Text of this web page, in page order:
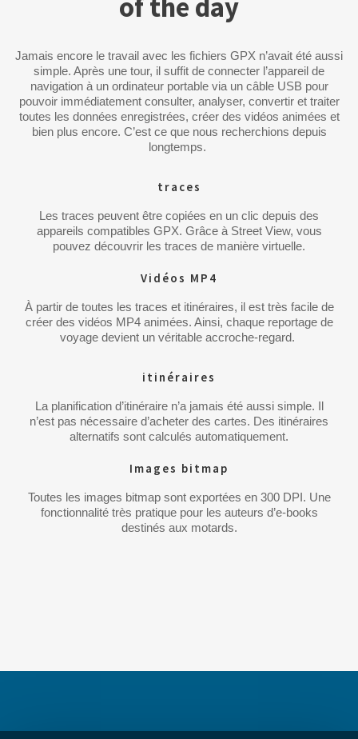
Jamais encore le travail avec les fichiers GPX n’avait été aussi
simple. Après une tour, il suffit de connecter l’appareil de
navigation à un ordinateur portable via un câble USB pour
pouvoir immédiatement consulter, analyser, convertir et traiter
toutes les données enregistrées, créer des vidéos animées et
bien plus encore. C’est ce que nous recherchions depuis
longtemps.
traces
Les traces peuvent être copiées en un clic depuis des
appareils compatibles GPX. Grâce à Street View, vous
pouvez découvrir les traces de manière virtuelle.
Vidéos MP4
À partir de toutes les traces et itinéraires, il est très facile de
créer des vidéos MP4 animées. Ainsi, chaque reportage de
voyage devient un véritable accroche-regard.
itinéraires
La planification d’itinéraire n’a jamais été aussi simple. Il
n’est pas nécessaire d’acheter des cartes. Des itinéraires
alternatifs sont calculés automatiquement.
Images bitmap
Toutes les images bitmap sont exportées en 300 DPI. Une
fonctionnalité très pratique pour les auteurs d’e-books
destinés aux motards.